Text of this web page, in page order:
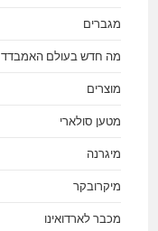
מגברים
מה חדש בעולם האמבדד
מוצרים
מטען סולארי
מיגרנה
מיקרובקר
מכבר לארדואינו